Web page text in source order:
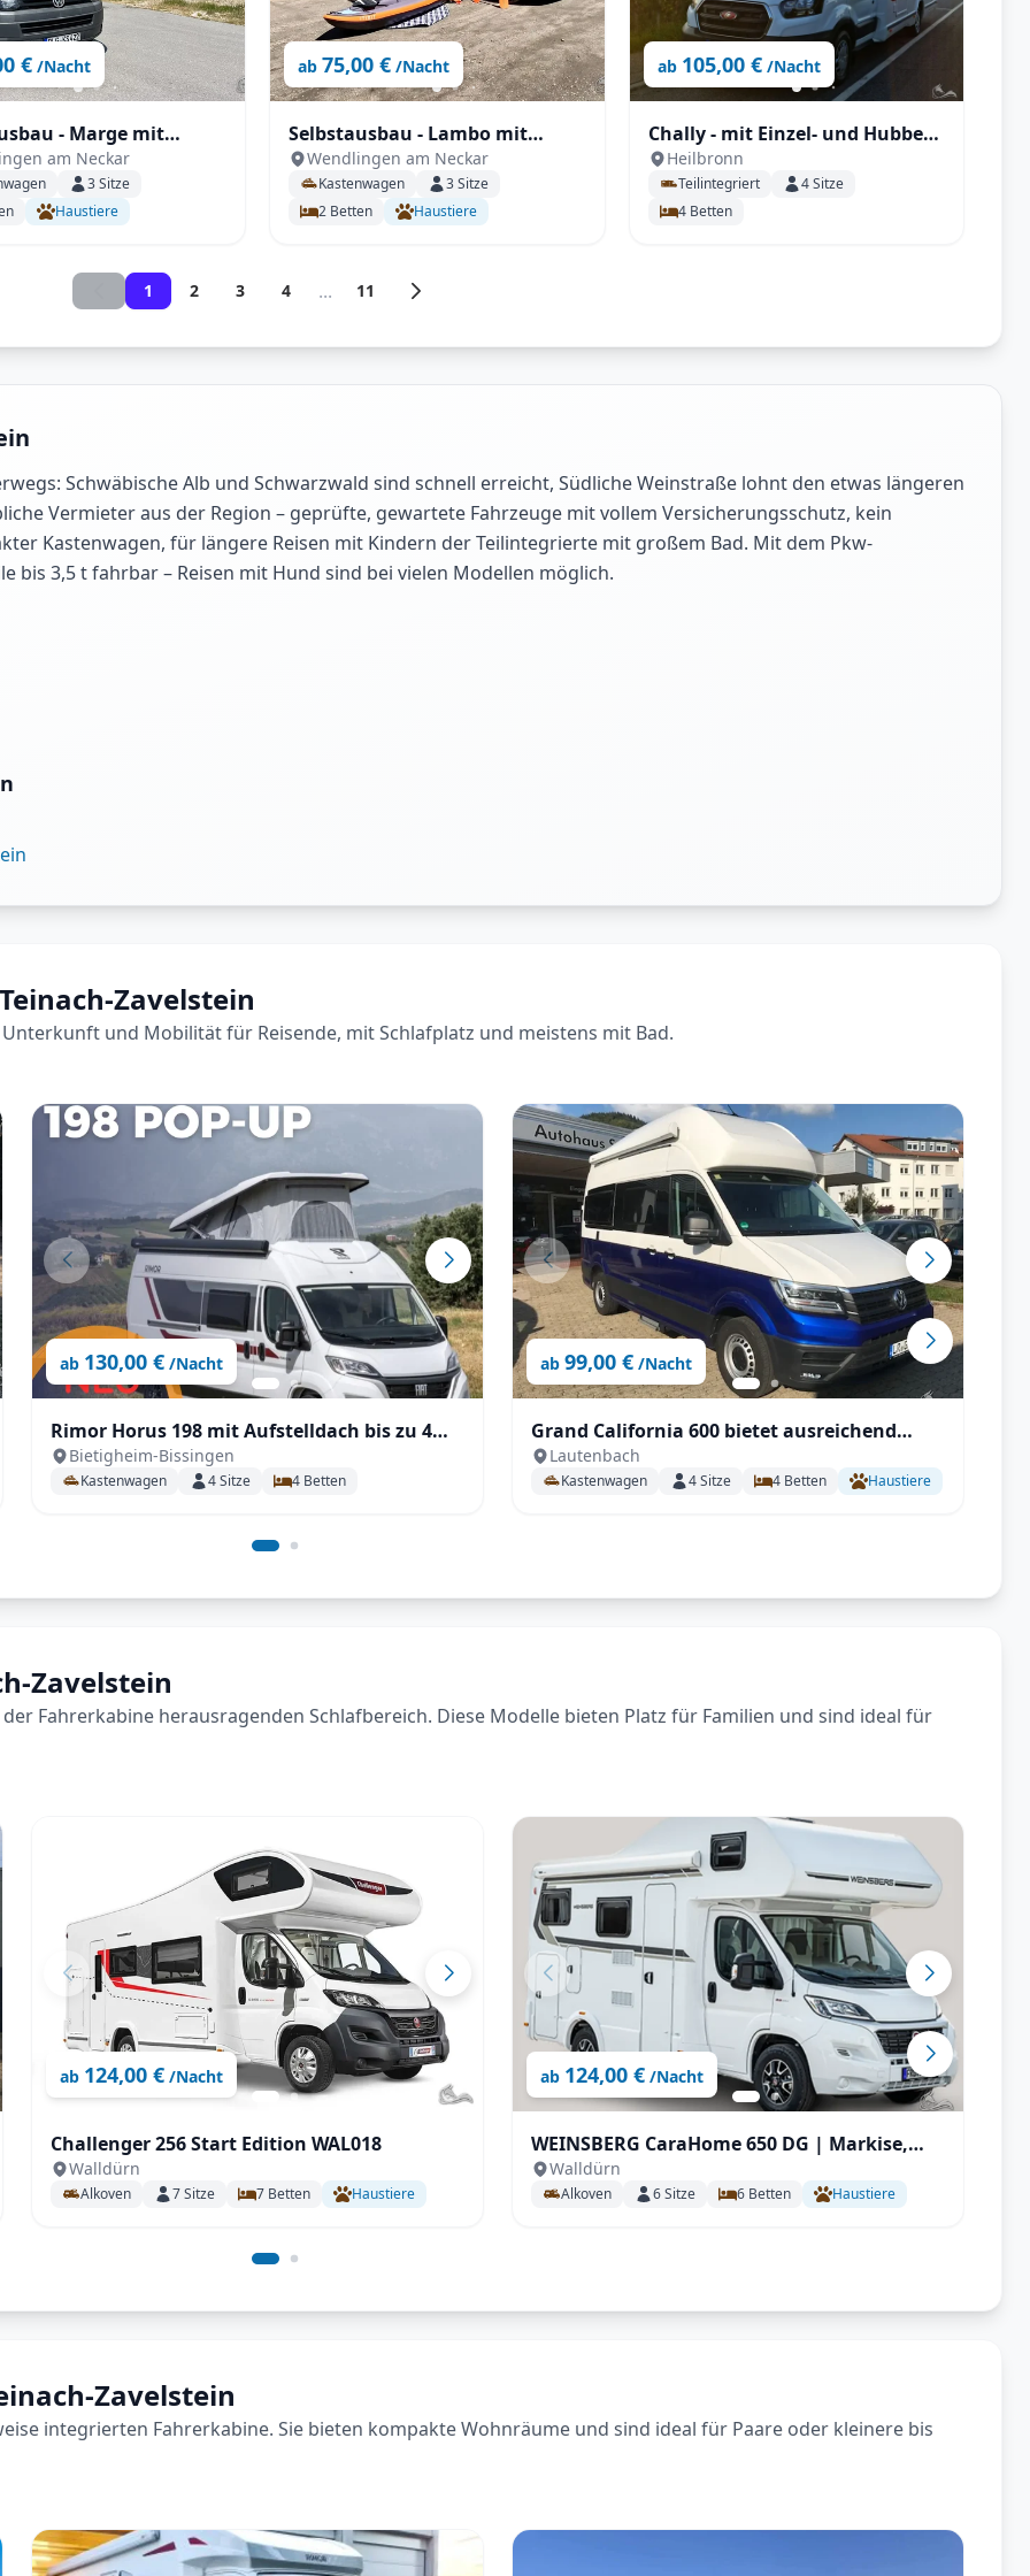
€ /Nacht
- Marge mit
Toilette,
uvm.
am Neckar
3 Sitze
Haustiere
ab 75,00 € /Nacht
Selbstausbau - Lambo mit
Dusche, Toilette, Fahrradträger,
Ventilator, Sonnensegel uvm.
Wendlingen am Neckar
Kastenwagen 3Sitze
2 Betten Haustiere
ab 105,00 € /Nacht
Chally - mit Einzel- und Hubbett,
SAT, Fahrradträger uvm.
Heilbronn
Teilintegriert 4 Sitze
4 Betten
1 2 3 4 ... 11
Schwäbische Alb und Schwarzwald sind schnell erreicht, Südliche Weinstraße lohnt den etwas längeren
Vermieter aus der Region – geprüfte, gewartete Fahrzeuge mit vollem Versicherungsschutz, kein
Kastenwagen, für längere Reisen mit Kindern der Teilintegrierte mit großem Bad. Mit dem Pkw-
bis 3,5 t fahrbar – Reisen mit Hund sind bei vielen Modellen möglich.
Zavelstein
und Mobilität für Reisende, mit Schlafplatz und meistens mit Bad.
ab 130,00 € /Nacht
Rimor Horus 198 mit Aufstelldach bis zu 4
Personen auf 5,99 Metern
Bietigheim-Bissingen
Kastenwagen 4Sitze 4 Betten
ab 99,00 € /Nacht
Grand California 600 bietet ausreichend
Platz für einen Urlaub ohne
Einschränkungen
Lautenbach
Kastenwagen 4Sitze 4 Betten Haustiere
Zavelstein
Fahrerkabine herausragenden Schlafbereich. Diese Modelle bieten Platz für Familien und sind ideal für
ab 124,00 € /Nacht
Challenger 256 Start Edition WAL018
Walldürn
Alkoven 7Sitze 7 Betten Haustiere
ab 124,00 € /Nacht
WEINSBERG CaraHome 650 DG | Markise,
Rückfahrkamera uvm.
Walldürn
Alkoven 6Sitze 6 Betten Haustiere
Zavelstein
integrierten Fahrerkabine. Sie bieten kompakte Wohnräume und sind ideal für Paare oder kleinere bis